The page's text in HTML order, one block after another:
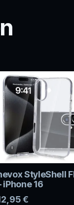
StyleShell
iPhone 16
€